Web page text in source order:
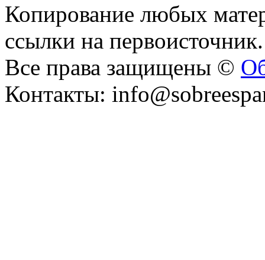
Копирование любых
ссылки на первоисточник.
Все права защищены ©
Контакты: